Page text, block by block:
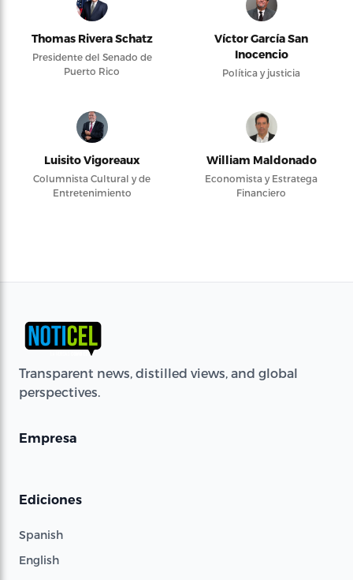
Thomas Rivera Schatz
Presidente del Senado de
Puerto Rico
Víctor García San
Inocencio
Política y justicia
Luisito Vigoreaux
Columnista Cultural y de
Entretenimiento
William Maldonado
Economista y Estratega
Financiero
Transparent news, distilled views, and global
perspectives.
Empresa
Ediciones
Spanish
English